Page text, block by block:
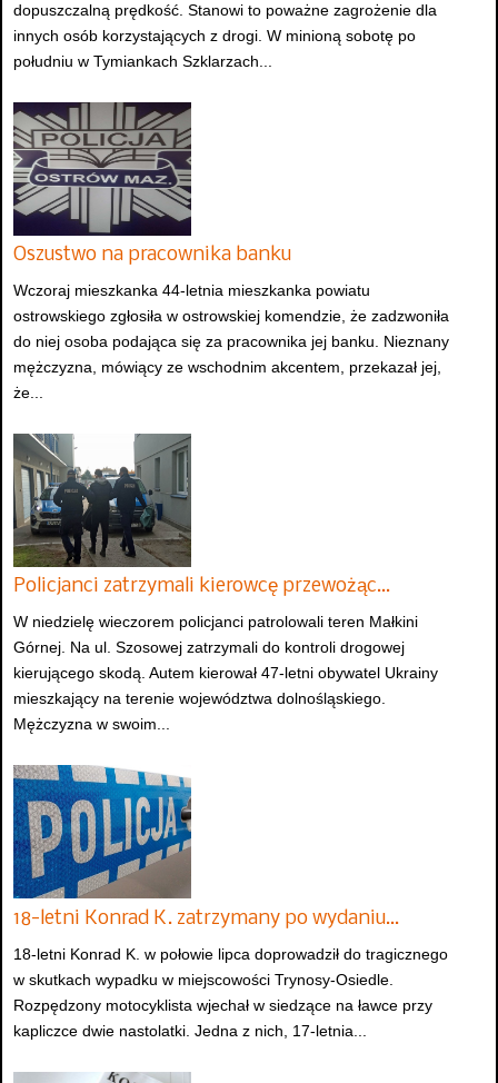
dopuszczalną prędkość. Stanowi to poważne zagrożenie dla
innych osób korzystających z drogi. W minioną sobotę po
południu w Tymiankach Szklarzach...
Oszustwo na pracownika banku
Wczoraj mieszkanka 44-letnia mieszkanka powiatu
ostrowskiego zgłosiła w ostrowskiej komendzie, że zadzwoniła
do niej osoba podająca się za pracownika jej banku. Nieznany
mężczyzna, mówiący ze wschodnim akcentem, przekazał jej,
że...
Policjanci zatrzymali kierowcę przewożąc…
W niedzielę wieczorem policjanci patrolowali teren Małkini
Górnej. Na ul. Szosowej zatrzymali do kontroli drogowej
kierującego skodą. Autem kierował 47-letni obywatel Ukrainy
mieszkający na terenie województwa dolnośląskiego.
Mężczyzna w swoim...
18-letni Konrad K. zatrzymany po wydaniu…
18-letni Konrad K. w połowie lipca doprowadził do tragicznego
w skutkach wypadku w miejscowości Trynosy-Osiedle.
Rozpędzony motocyklista wjechał w siedzące na ławce przy
kapliczce dwie nastolatki. Jedna z nich, 17-letnia...